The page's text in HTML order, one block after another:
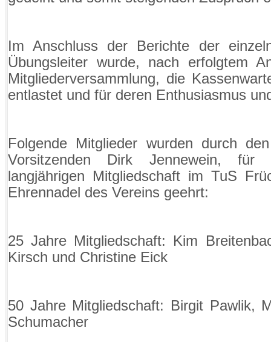
Im Anschluss der Berichte der
Übungsleiter wurde, nach erfolgtem
Mitgliederversammlung, die
entlastet und für deren Enthusiasmus
Folgende Mitglieder wurden durch
Vorsitzenden Dirk Jennewein, für
langjährigen Mitgliedschaft im TuS
Ehrennadel des Vereins geehrt:
25 Jahre Mitgliedschaft: Kim
Kirsch und Christine Eick
50 Jahre Mitgliedschaft: Birgit Pawlik,
Schumacher